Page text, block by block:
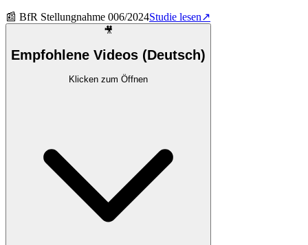
📰 BfR Stellungnahme 006/2024Studie lesen↗
🎥
Empfohlene Videos (Deutsch)
Klicken zum Öffnen